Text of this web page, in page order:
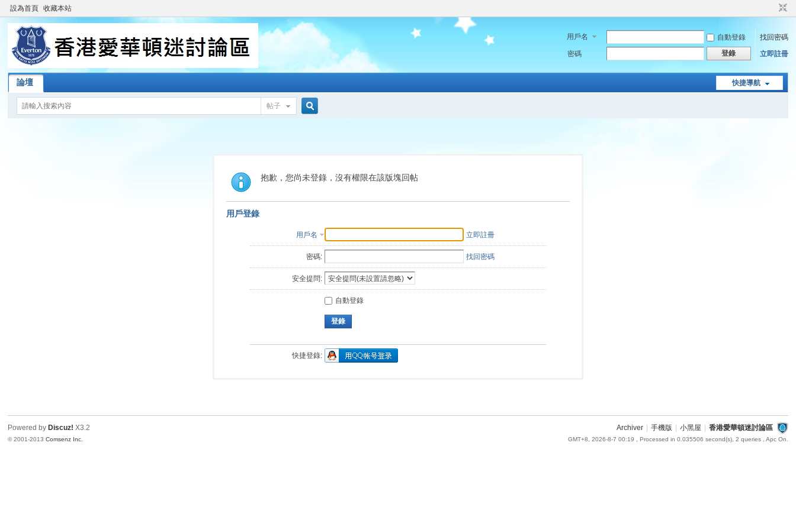
設為首頁 收藏本站
用戶名 自動登錄
找回密碼
密碼
登錄 立即註冊
快捷導航
論壇
帖子
索
抱歉，您尚未登錄，沒有權限在該版塊回帖
用戶登錄
用戶名 立即註冊
密碼: 找回密碼
安全提問:
自動登錄
登錄
快捷登錄:
Archiver 手機版 小黑屋 香港愛華頓迷討論區
GMT+8, 2026-8-7 00:19 , Processed in 0.035506 second(s), 2 queries , Apc On.
Powered by Discuz! X3.2
© 2001-2013Comsenz Inc.